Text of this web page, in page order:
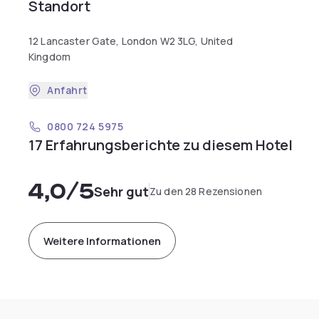
Standort
12 Lancaster Gate, London W2 3LG, United
Kingdom
Anfahrt
0800 724 5975
17 Erfahrungsberichte zu diesem Hotel
4,0/5Sehr gutZu den 28 Rezensionen
Weitere Informationen